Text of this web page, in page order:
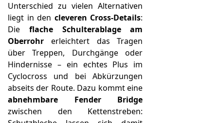
Unterschied zu vielen Alternativen
liegt in den cleveren Cross-Details:
Die flache Schulterablage am
Oberrohr erleichtert das Tragen
über Treppen, Durchgänge oder
Hindernisse – ein echtes Plus im
Cyclocross und bei Abkürzungen
abseits der Route. Dazu kommt eine
abnehmbare Fender Bridge
zwischen den Kettenstreben: